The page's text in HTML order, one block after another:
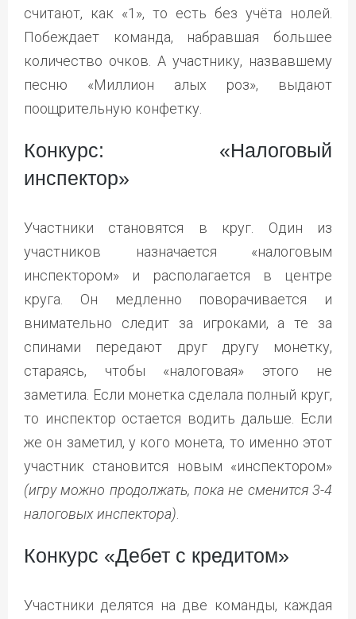
считают, как «1», то есть без учёта нолей.
Побеждает команда, набравшая большее
количество очков. А участнику, назвавшему
песню «Миллион алых роз», выдают
поощрительную конфетку.
Конкурс: «Налоговый
инспектор»
Участники становятся в круг. Один из
участников назначается «налоговым
инспектором» и располагается в центре
круга. Он медленно поворачивается и
внимательно следит за игроками, а те за
спинами передают друг другу монетку,
стараясь, чтобы «налоговая» этого не
заметила. Если монетка сделала полный круг,
то инспектор остается водить дальше. Если
же он заметил, у кого монета, то именно этот
участник становится новым «инспектором»
(игру можно продолжать, пока не сменится 3-4
налоговых инспектора)
Конкурс «Дебет с кредитом»
Участники делятся на две команды, каждая